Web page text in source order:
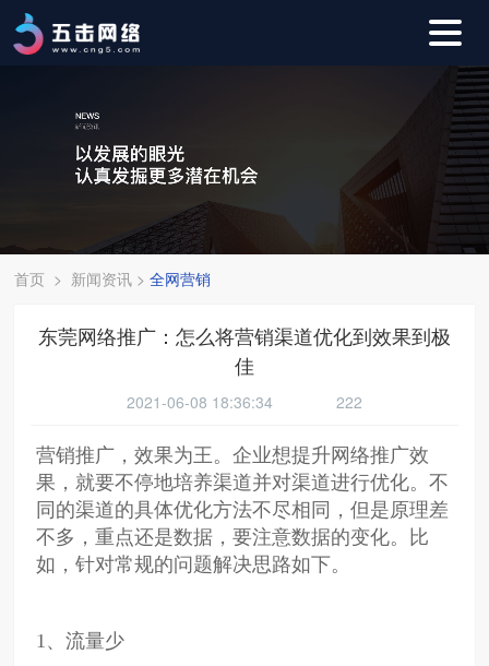
首页 > 新闻资讯 >全网营销
东莞网络推广：怎么将营销渠道优化到效果到极
佳
2021-06-08 18:36:34 222
营销推广，效果为王。企业想提升网络推广效
果，就要不停地培养渠道并对渠道进行优化。不
同的渠道的具体优化方法不尽相同，但是原理差
不多，重点还是数据，要注意数据的变化。比
如，针对常规的问题解决思路如下。
1、流量少